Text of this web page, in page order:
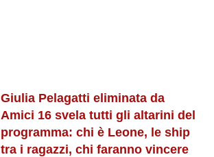
Giulia Pelagatti eliminata da
Amici 16 svela tutti gli altarini del
programma: chi è Leone, le ship
tra i ragazzi, chi faranno vincere